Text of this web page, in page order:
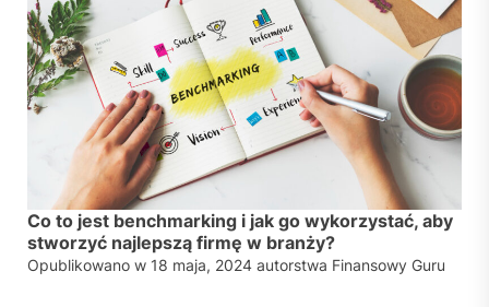
Co to jest benchmarking i jak go wykorzystać, aby
stworzyć najlepszą firmę w branży?
Opublikowano w 18 maja, 2024 autorstwa Finansowy Guru